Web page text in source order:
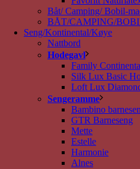
Båt/ Camping/ Bobil-
BÅT/CAMPING/
Seng/Kontinental/Køye
Nattbord
Hodegavl
Family
Silk Lux Basic
Loft Lux
Sengeramme
Bambino
GTR Barneseng
Mette
Estelle
Harmonie
Alnes